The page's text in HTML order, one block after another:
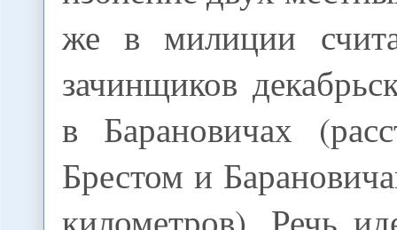
же в милиции
зачинщиков
в Барановичах
Брестом и